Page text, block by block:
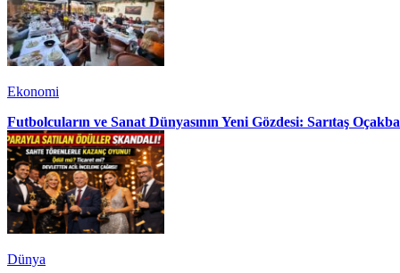
Ekonomi
Futbolcuların ve Sanat Dünyasının Yeni Gözdesi: Sarıtaş
Dünya